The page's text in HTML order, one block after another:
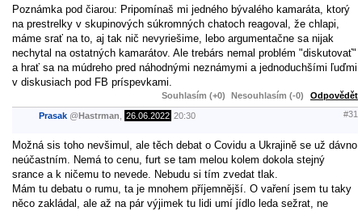
Poznámka pod čiarou: Pripomínaš mi jedného bývalého kamaráta, ktorý
na prestrelky v skupinových súkromných chatoch reagoval, že chlapi,
máme srať na to, aj tak nič nevyriešime, lebo argumentačne sa nijak
nechytal na ostatných kamarátov. Ale trebárs nemal problém "diskutovať"
a hrať sa na múdreho pred náhodnými neznámymi a jednoduchšími ľuďmi
v diskusiach pod FB príspevkami.
Souhlasím (+0) Nesouhlasím (-0) Odpovědět
Prasak @Hastrman 26.06.2022 20:30 #31
Možná sis toho nevšimul, ale těch debat o Covidu a Ukrajině se už dávno
neúčastním. Nemá to cenu, furt se tam melou kolem dokola stejný
srance a k ničemu to nevede. Nebudu si tím zvedat tlak.
Mám tu debatu o rumu, ta je mnohem příjemnější. O vaření jsem tu taky
něco zakládal, ale až na pár výjimek tu lidi umí jídlo leda sežrat, ne